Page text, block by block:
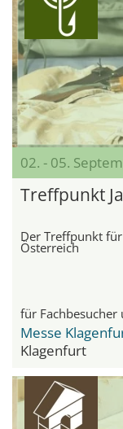
02. - 05.
Treffpunkt
Der Treffpunkt für
Österreich
für Fachbesucher
Messe
Klagenfurt